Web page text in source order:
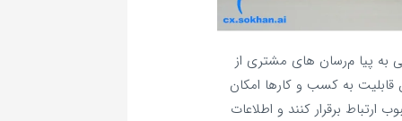
به پیا م‌رسان‌ های مشتری از
قابلیت به کسب‌ و کارها امکان
برقرار کنند و اطلاعات